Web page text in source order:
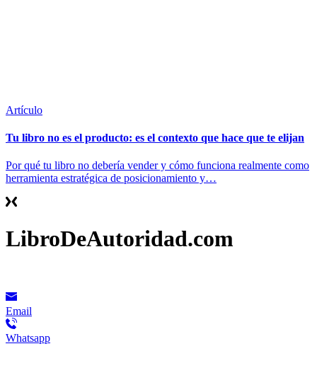
Artículo
Tu libro no es el producto: es el contexto que hace que te elijan
Por qué tu libro no debería vender y cómo funciona realmente como
herramienta estratégica de posicionamiento y…
LibroDeAutoridad.com
Email
Whatsapp